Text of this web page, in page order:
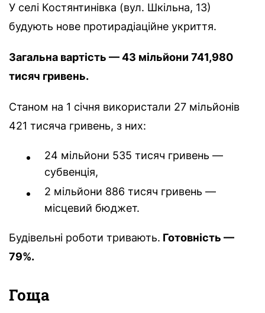
У селі Костянтинівка (вул. Шкільна, 13)
будують нове протирадіаційне укриття.
Загальна вартість — 43 мільйони 741,980
тисяч гривень.
Станом на 1 січня використали 27 мільйонів
421 тисяча гривень, з них:
24 мільйони 535 тисяч гривень —
субвенція,
2 мільйони 886 тисяч гривень —
місцевий бюджет.
Будівельні роботи тривають. Готовність —
79%.
Гоща